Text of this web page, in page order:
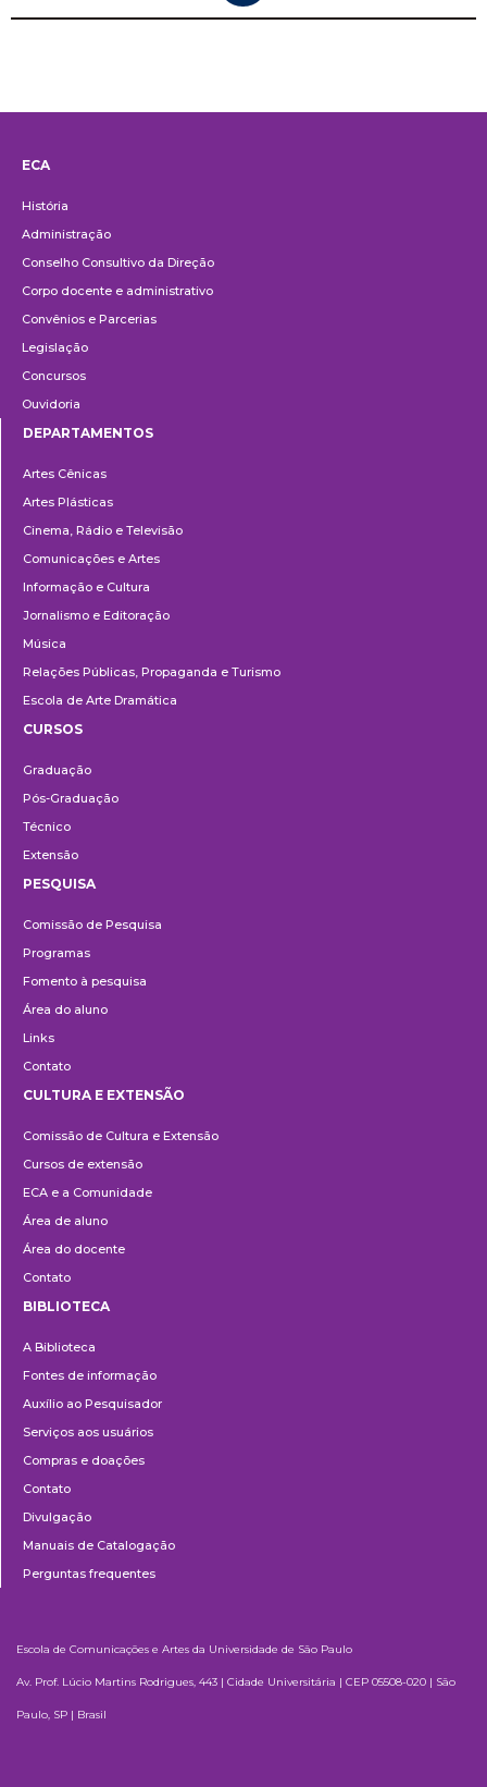
ECA
História
Administração
Conselho Consultivo da Direção
Corpo docente e administrativo
Convênios e Parcerias
Legislação
Concursos
Ouvidoria
DEPARTAMENTOS
Artes Cênicas
Artes Plásticas
Cinema, Rádio e Televisão
Comunicações e Artes
Informação e Cultura
Jornalismo e Editoração
Música
Relações Públicas, Propaganda e Turismo
Escola de Arte Dramática
CURSOS
Graduação
Pós-Graduação
Técnico
Extensão
PESQUISA
Comissão de Pesquisa
Programas
Fomento à pesquisa
Área do aluno
Links
Contato
e
Extensão
CULTURA E EXTENSÃO
Comissão de Cultura e Extensão
Cursos de extensão
ECA e a Comunidade
Área de aluno
Área do docente
Contato
BIBLIOTECA
A Biblioteca
Fontes de informação
Auxílio ao Pesquisador
Serviços aos usuários
Compras e doações
Contato
Divulgação
Manuais de Catalogação
Perguntas frequentes
Escola de Comunicações e Artes da Universidade de São Paulo
Av. Prof. Lúcio Martins Rodrigues, 443 | Cidade Universitária | CEP 05508-020 | São
Paulo, SP | Brasil